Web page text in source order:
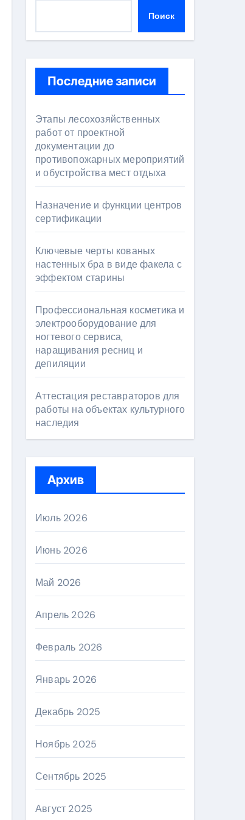
Поиск
Последние записи
Этапы лесохозяйственных
работ от проектной
документации до
противопожарных мероприятий
и обустройства мест отдыха
Назначение и функции центров
сертификации
Ключевые черты кованых
настенных бра в виде факела с
эффектом старины
Профессиональная косметика и
электрооборудование для
ногтевого сервиса,
наращивания ресниц и
депиляции
Аттестация реставраторов для
работы на объектах культурного
наследия
Архив
Июль 2026
Июнь 2026
Май 2026
Апрель 2026
Февраль 2026
Январь 2026
Декабрь 2025
Ноябрь 2025
Сентябрь 2025
Август 2025